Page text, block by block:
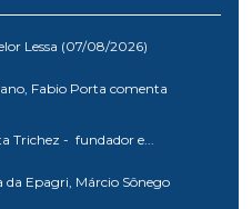
Lessa (07/08/2026)
Fabio Porta comenta
Trichez - fundador e...
da Epagri, Márcio Sônego